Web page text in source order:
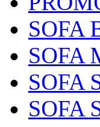
SOFA
SOFA
SOFA
SOFA